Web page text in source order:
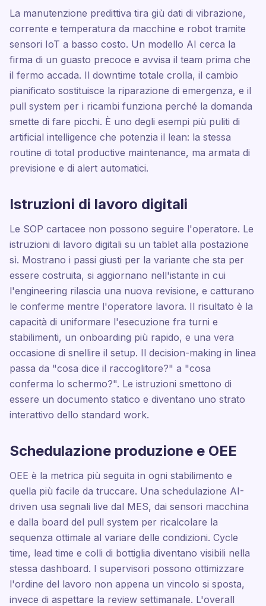
La manutenzione predittiva tira giù dati di vibrazione,
corrente e temperatura da macchine e robot tramite
sensori IoT a basso costo. Un modello AI cerca la
firma di un guasto precoce e avvisa il team prima che
il fermo accada. Il downtime totale crolla, il cambio
pianificato sostituisce la riparazione di emergenza, e il
pull system per i ricambi funziona perché la domanda
smette di fare picchi. È uno degli esempi più puliti di
artificial intelligence che potenzia il lean: la stessa
routine di total productive maintenance, ma armata di
previsione e di alert automatici.
Istruzioni di lavoro digitali
Le SOP cartacee non possono seguire l'operatore. Le
istruzioni di lavoro digitali su un tablet alla postazione
sì. Mostrano i passi giusti per la variante che sta per
essere costruita, si aggiornano nell'istante in cui
l'engineering rilascia una nuova revisione, e catturano
le conferme mentre l'operatore lavora. Il risultato è la
capacità di uniformare l'esecuzione fra turni e
stabilimenti, un onboarding più rapido, e una vera
occasione di snellire il setup. Il decision-making in linea
passa da "cosa dice il raccoglitore?" a "cosa
conferma lo schermo?". Le istruzioni smettono di
essere un documento statico e diventano uno strato
interattivo dello standard work.
Schedulazione produzione e OEE
OEE è la metrica più seguita in ogni stabilimento e
quella più facile da truccare. Una schedulazione AI-
driven usa segnali live dal MES, dai sensori macchina
e dalla board del pull system per ricalcolare la
sequenza ottimale al variare delle condizioni. Cycle
time, lead time e colli di bottiglia diventano visibili nella
stessa dashboard. I supervisori possono ottimizzare
l'ordine del lavoro non appena un vincolo si sposta,
invece di aspettare la review settimanale. L'overall